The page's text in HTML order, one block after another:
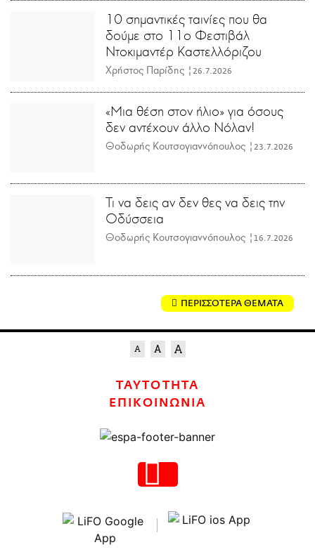
10 σημαντικές ταινίες που θα
δούμε στο 11ο Φεστιβάλ
Ντοκιμαντέρ Καστελλόριζου
Χρήστος Παρίδης | 26.7.2026
«Μια θέση στον ήλιο» για όσους
δεν αντέχουν άλλο Νόλαν!
Θοδωρής Κουτσογιαννόπουλος | 23.7.2026
Τι να δεις αν δεν θες να δεις την
Οδύσσεια
Θοδωρής Κουτσογιαννόπουλος | 16.7.2026
ΠΕΡΙΣΣΟΤΕΡΑ ΘΕΜΑΤΑ
ΤΑΥΤΟΤΗΤΑ
ΕΠΙΚΟΙΝΩΝΙΑ